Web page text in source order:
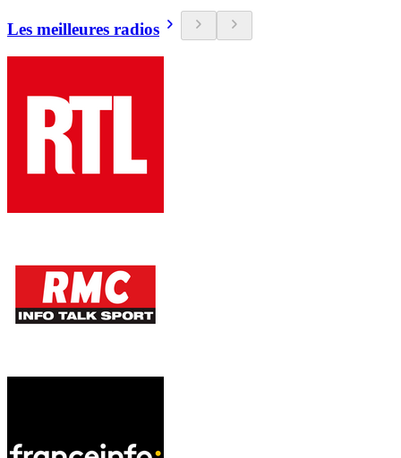
Les meilleures radios